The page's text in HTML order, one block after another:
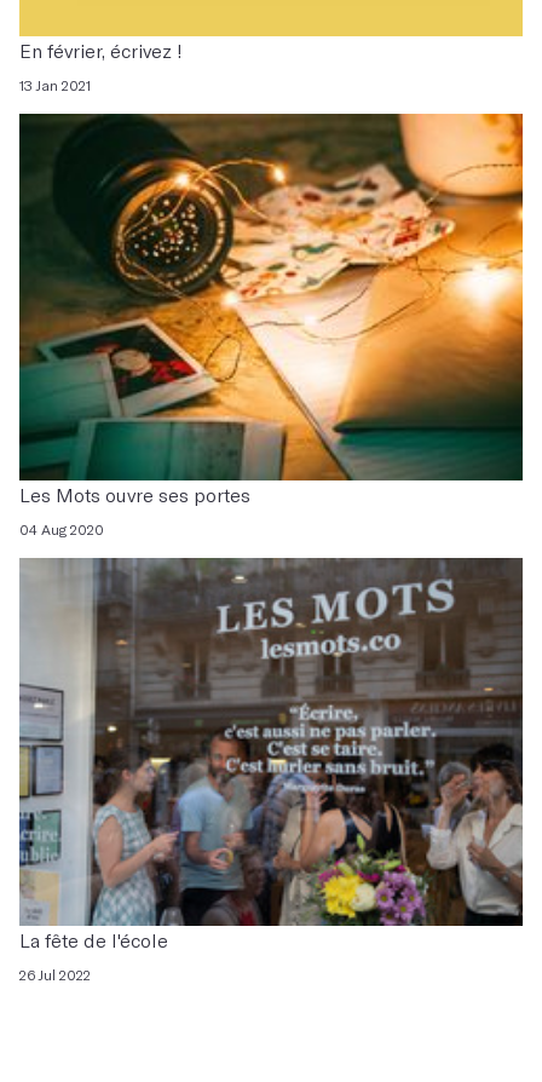
En février, écrivez !
13 Jan 2021
Les Mots ouvre ses portes
04 Aug 2020
La fête de l'école
26 Jul 2022